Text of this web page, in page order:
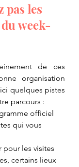
pas les
week-
de ces
organisation
quelques pistes
parcours :
officiel
qui vous
pour les visites
certains lieux